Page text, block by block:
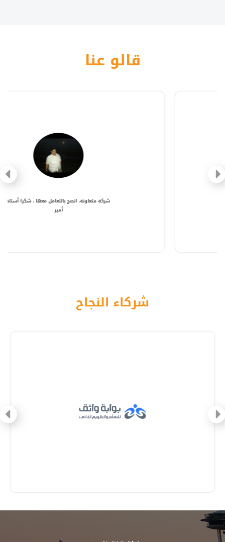
قالو عنا
شركة متعاونة، انصح بالتعامل معها ، شكرا أستاذ
شركاء النجاح